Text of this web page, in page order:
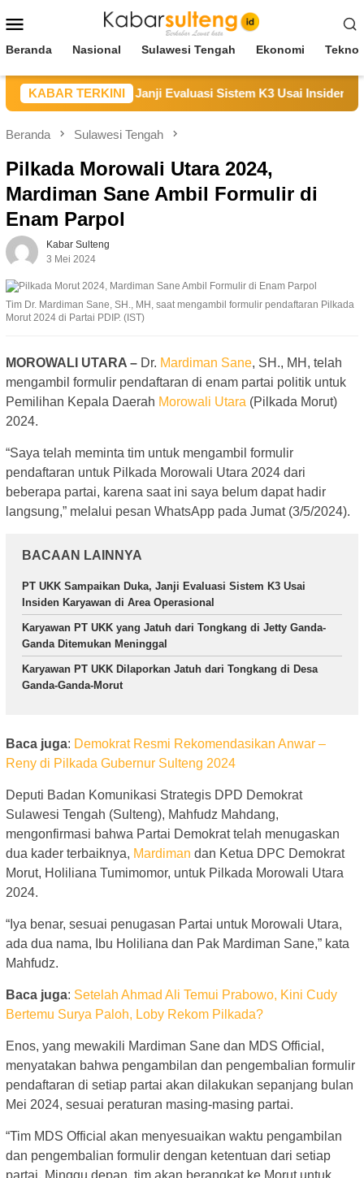
ke
Mobile
Beranda Nasional Sulawesi Tengah Ekonomi
KABAR TERKINI
Sampaikan Duka, Janji Evaluasi Sistem K3 Usai Insiden
Beranda Sulawesi Tengah
Pilkada Morowali Utara 2024,
Mardiman Sane Ambil Formulir di
Enam Parpol
Kabar Sulteng
3 Mei 2024
Tim Dr. Mardiman Sane, SH., MH, saat mengambil formulir pendaftaran Pilkada
Morut 2024 di Partai PDIP. (IST)
MOROWALI UTARA – Dr. Mardiman Sane, SH., MH, telah
mengambil formulir pendaftaran di enam partai politik untuk
Pemilihan Kepala Daerah Morowali Utara (Pilkada Morut)
2024.
“Saya telah meminta tim untuk mengambil formulir
pendaftaran untuk Pilkada Morowali Utara 2024 dari
beberapa partai, karena saat ini saya belum dapat hadir
langsung,” melalui pesan WhatsApp pada Jumat (3/5/2024).
BACAAN LAINNYA
PT UKK Sampaikan Duka, Janji Evaluasi Sistem K3 Usai
Insiden Karyawan di Area Operasional
Karyawan PT UKK yang Jatuh dari Tongkang di Jetty Ganda-
Ganda Ditemukan Meninggal
Karyawan PT UKK Dilaporkan Jatuh dari Tongkang di Desa
Ganda-Ganda-Morut
Baca juga: Demokrat Resmi Rekomendasikan Anwar –
Reny di Pilkada Gubernur Sulteng 2024
Deputi Badan Komunikasi Strategis DPD Demokrat
Sulawesi Tengah (Sulteng), Mahfudz Mahdang,
mengonfirmasi bahwa Partai Demokrat telah menugaskan
dua kader terbaiknya, Mardiman dan Ketua DPC Demokrat
Morut, Holiliana Tumimomor, untuk Pilkada Morowali Utara
2024.
“Iya benar, sesuai penugasan Partai untuk Morowali Utara,
ada dua nama, Ibu Holiliana dan Pak Mardiman Sane,” kata
Mahfudz.
Baca juga: Setelah Ahmad Ali Temui Prabowo, Kini Cudy
Bertemu Surya Paloh, Loby Rekom Pilkada?
Enos, yang mewakili Mardiman Sane dan MDS Official,
menyatakan bahwa pengambilan dan pengembalian formulir
pendaftaran di setiap partai akan dilakukan sepanjang bulan
Mei 2024, sesuai peraturan masing-masing partai.
“Tim MDS Official akan menyesuaikan waktu pengambilan
dan pengembalian formulir dengan ketentuan dari setiap
partai. Minggu depan, tim akan berangkat ke Morut untuk